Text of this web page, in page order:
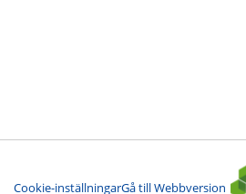
Cookie-inställningarGå till Webbversion